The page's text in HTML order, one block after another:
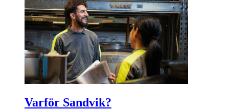
Varför Sandvik?